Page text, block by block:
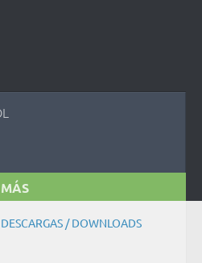
MÁS
DESCARGAS / DOWNLOADS